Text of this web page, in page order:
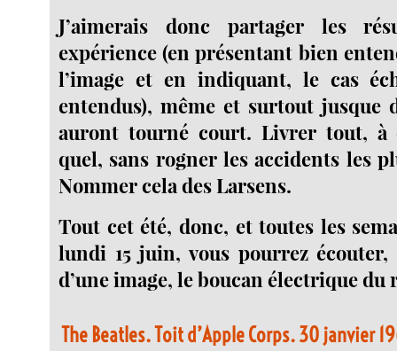
J’aimerais donc partager les
expérience (en présentant bien
l’image et en indiquant, le cas
entendus), même et surtout jusque
auront tourné court. Livrer tout, à
quel, sans rogner les accidents les
Nommer cela des Larsens.
Tout cet été, donc, et toutes les
lundi 15 juin, vous pourrez
d’une image, le boucan électrique du
The Beatles. Toit d’Apple Corps. 30 janvier